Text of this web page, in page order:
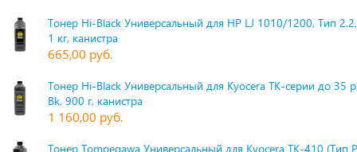
Тонер Hi-Black Универсальный для HP LJ 1010/1200, Тип
1 кг, канистра
665,00 руб.
Тонер Hi-Black Универсальный для Kyocera TK-серии до 35
Bk, 900 г, канистра
1 160,00 руб.
Тонер Tomoegawa Универсальный для Kyocera TK-410 (Тип